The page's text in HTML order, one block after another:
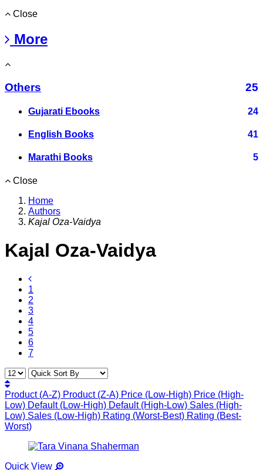
Close
More
Others 25
Gujarati Ebooks 24
English Books 41
Marathi Books 5
Close
Home
Authors
Kajal Oza-Vaidya
Kajal Oza-Vaidya
1
2
3
4
5
6
7
Product (A-Z) Product (Z-A) Price (Low-High) Price (High-
Low) Default (Low-High) Default (High-Low) Sales (High-
Low) Sales (Low-High) Rating (Worst-Best) Rating (Best-
Worst)
Quick View